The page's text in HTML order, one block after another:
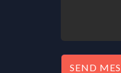
SEND